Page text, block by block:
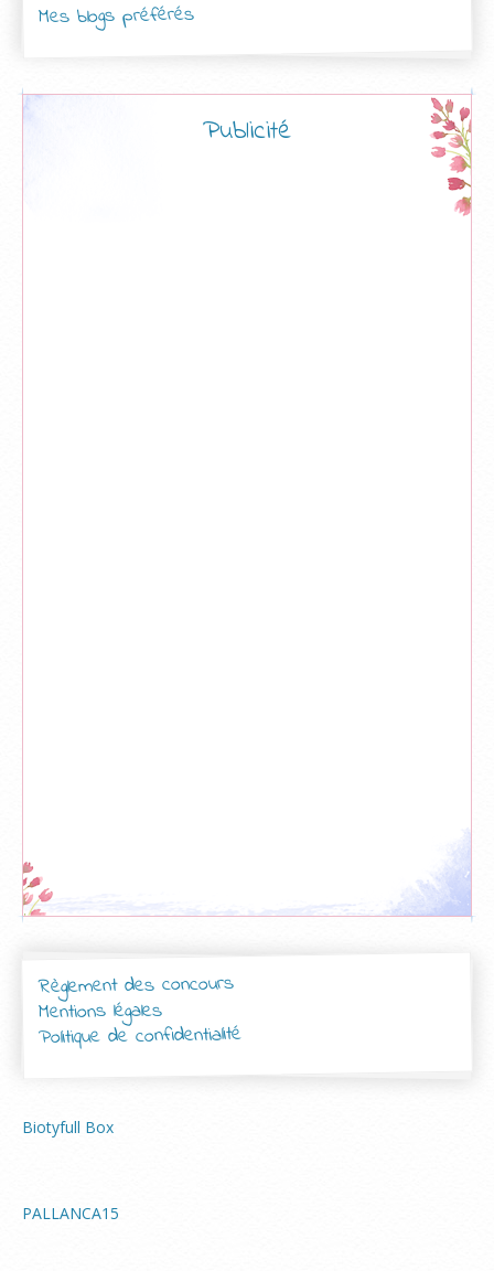
Mes blogs préférés
Publicité
Règlement des concours
Mentions légales
Politique de confidentialité
Biotyfull Box
PALLANCA15